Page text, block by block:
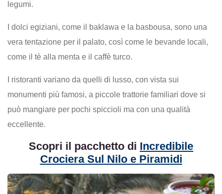
legumi.
I dolci egiziani, come il baklawa e la basbousa, sono una
vera tentazione per il palato, così come le bevande locali,
come il tè alla menta e il caffè turco.
I ristoranti variano da quelli di lusso, con vista sui
monumenti più famosi, a piccole trattorie familiari dove si
può mangiare per pochi spiccioli ma con una qualità
eccellente.
Scopri il pacchetto di Incredibile
Crociera Sul Nilo e Piramidi